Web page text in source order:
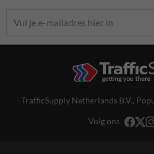
TrafficSupply Netherlands B.V.,
Volg ons